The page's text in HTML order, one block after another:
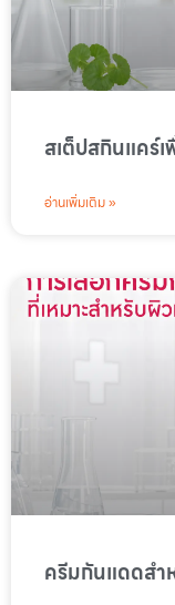
สเต็ปสกินแคร์
อ่านเพิ่มเติม »
ครีมกันแดดสำ